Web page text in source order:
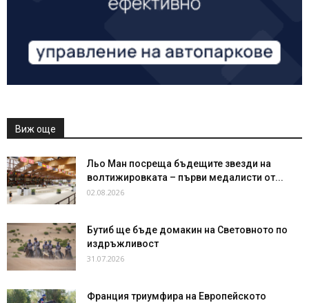
Виж още
Льо Ман посреща бъдещите звезди на
волтижировката – първи медалисти от...
02.08.2026
Бутиб ще бъде домакин на Световното по
издръжливост
31.07.2026
Франция триумфира на Европейското